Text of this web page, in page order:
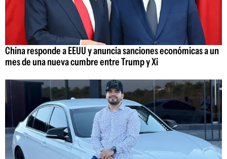
China responde a EEUU y anuncia sanciones económicas a un
mes de una nueva cumbre entre Trump y Xi